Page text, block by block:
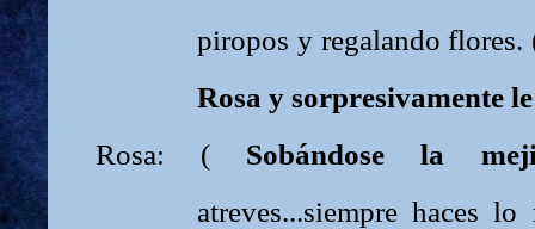
piropos y regalando
Rosa y sorpresivamente
Rosa: ( Sobándose la
atreves...siempre haces